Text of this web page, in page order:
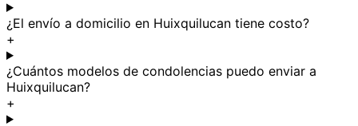
¿El envío a domicilio en Huixquilucan tiene costo?
+
¿Cuántos modelos de condolencias puedo enviar a
Huixquilucan?
+